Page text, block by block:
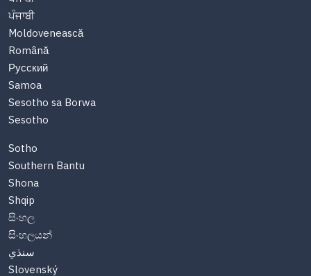
ਪੰਜਾਬੀ
Moldovenească
Română
Русский
Samoa
Sesotho sa Borwa
Sesotho
Sotho
Southern Bantu
Shona
Shqip
සිංහල
සිංහලයන්
سنڌي
Slovenský